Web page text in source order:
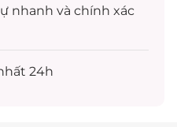
nhanh và chính xác
24h